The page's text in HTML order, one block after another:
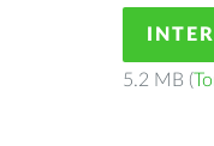
5.2 MB (